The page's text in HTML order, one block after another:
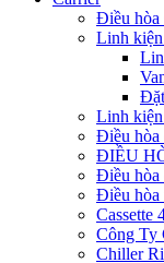
Điều hòa
Linh
Linh
Điều hòa
ĐIỀU
Điều hòa
Điều hòa
Cassette
Công Ty
Chiller